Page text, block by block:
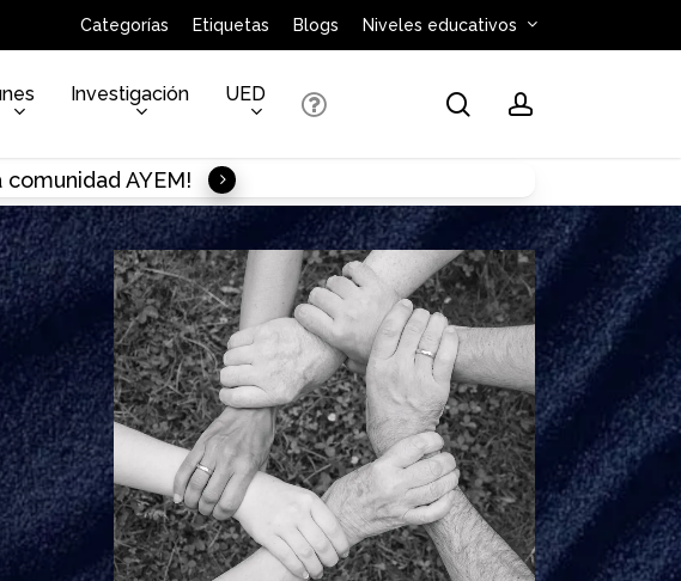
Categorías Etiquetas Blogs Niveles educativos
Investigación UED searchaccount
comunidad AYEM!